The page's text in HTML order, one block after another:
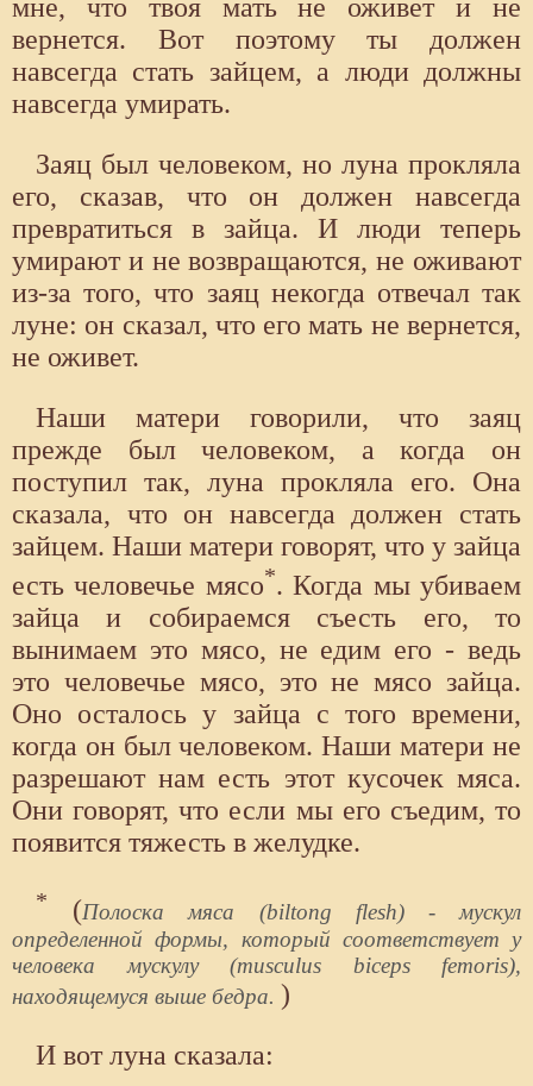
мне, что твоя мать не оживет и не
вернется. Вот поэтому ты должен
навсегда стать зайцем, а люди должны
навсегда умирать.
Заяц был человеком, но луна прокляла
его, сказав, что он должен навсегда
превратиться в зайца. И люди теперь
умирают и не возвращаются, не оживают
из-за того, что заяц некогда отвечал так
луне: он сказал, что его мать не вернется,
не оживет.
Наши матери говорили, что заяц
прежде был человеком, а когда он
поступил так, луна прокляла его. Она
сказала, что он навсегда должен стать
зайцем. Наши матери говорят, что у зайца
есть человечье мясо*. Когда мы убиваем
зайца и собираемся съесть его, то
вынимаем это мясо, не едим его - ведь
это человечье мясо, это не мясо зайца.
Оно осталось у зайца с того времени,
когда он был человеком. Наши матери не
разрешают нам есть этот кусочек мяса.
Они говорят, что если мы его съедим, то
появится тяжесть в желудке.
* (Полоска мяса (biltong flesh) - мускул
определенной формы, который соответствует у
человека мускулу (musculus biceps femoris),
находящемуся выше бедра. )
И вот луна сказала: